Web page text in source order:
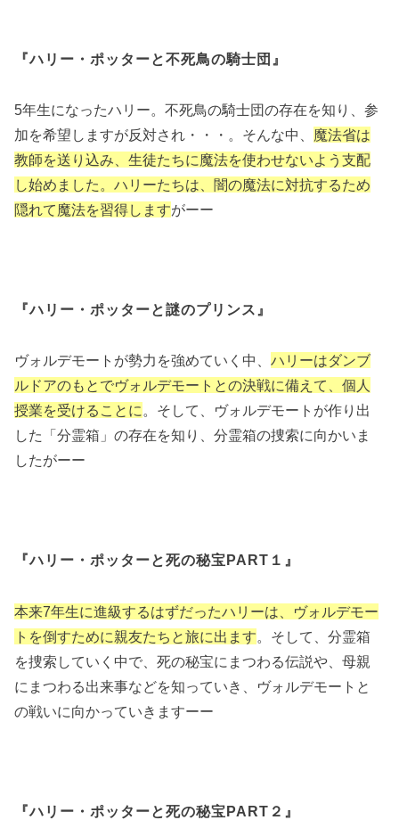
『ハリー・ポッターと不死鳥の騎士団』
5年生になったハリー。不死鳥の騎士団の存在を知り、参
加を希望しますが反対され・・・。そんな中、 魔法省は
教師を送り込み、生徒たちに魔法を使わせないよう支配
し始めました。ハリーたちは、闇の魔法に対抗するため
隠れて魔法を習得しますがーー
『ハリー・ポッターと謎のプリンス』
ヴォルデモートが勢力を強めていく中、ハリーはダンブ
ルドアのもとでヴォルデモートとの決戦に備えて、個人
授業を受けることに 。そして、ヴォルデモートが作り出
した「分霊箱」の存在を知り、分霊箱の捜索に向かいま
したがーー
『ハリー・ポッターと死の秘宝PART１』
本来7年生に進級するはずだったハリーは、ヴォルデモー
トを倒すために親友たちと旅に出ます。そして、分霊箱
を捜索していく中で、死の秘宝にまつわる伝説や、母親
にまつわる出来事などを知っていき、ヴォルデモートと
の戦いに向かっていきますーー
『ハリー・ポッターと死の秘宝PART２』